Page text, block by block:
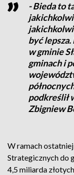
- Bieda to
być lepsza.
w gminie
gminach i
podkreślił
Zbigniew
W ramach
Strategicznych do
4,5 miliarda